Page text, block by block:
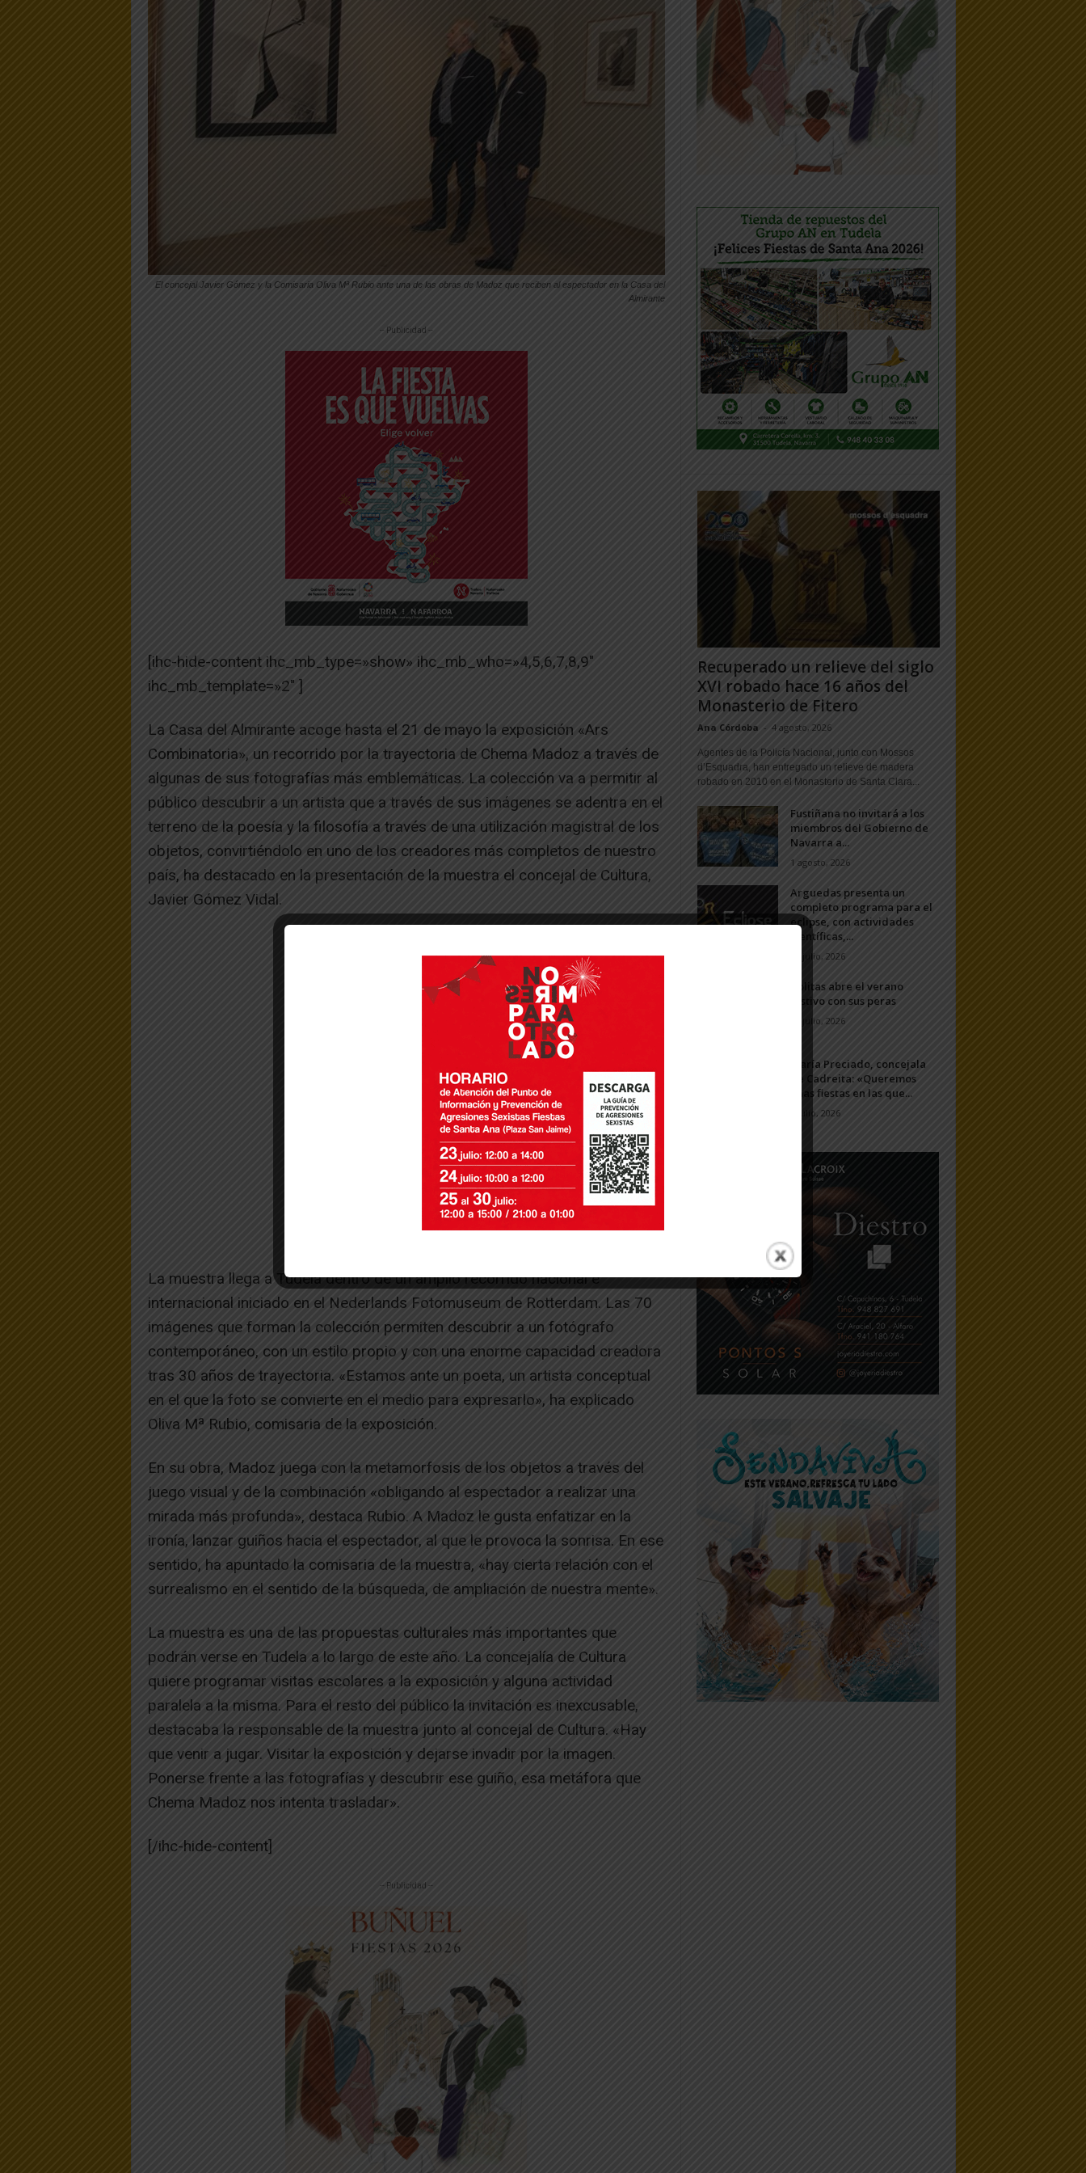
El concejal Javier Gómez y la Comisaria Oliva Mª Rubio ante una de las obras de Madoz que reciben al espectador en la Casa del
Almirante
-- Publicidad --
[ihc-hide-content ihc_mb_type=»show» ihc_mb_who=»4,5,6,7,8,9″
ihc_mb_template=»2″ ]
La Casa del Almirante acoge hasta el 21 de mayo la exposición «Ars
Combinatoria», un recorrido por la trayectoria de Chema Madoz a través de
algunas de sus fotografías más emblemáticas. La colección va a permitir al
público descubrir a un artista que a través de sus imágenes se adentra en el
terreno de la poesía y la filosofía a través de una utilización magistral de los
objetos, convirtiéndolo en uno de los creadores más completos de nuestro
país, ha destacado en la presentación de la muestra el concejal de Cultura,
Javier Gómez Vidal.
La muestra llega a Tudela dentro de un amplio recorrido nacional e
internacional iniciado en el Nederlands Fotomuseum de Rotterdam. Las 70
imágenes que forman la colección permiten descubrir a un fotógrafo
contemporáneo, con un estilo propio y con una enorme capacidad creadora
tras 30 años de trayectoria. «Estamos ante un poeta, un artista conceptual
en el que la foto se convierte en el medio para expresarlo», ha explicado
Oliva Mª Rubio, comisaria de la exposición.
En su obra, Madoz juega con la metamorfosis de los objetos a través del
juego visual y de la combinación «obligando al espectador a realizar una
mirada más profunda», destaca Rubio. A Madoz le gusta enfatizar en la
ironía, lanzar guiños hacia el espectador, al que le provoca la sonrisa. En ese
sentido, ha apuntado la comisaria de la muestra, «hay cierta relación con el
surrealismo en el sentido de la búsqueda, de ampliación de nuestra mente».
La muestra es una de las propuestas culturales más importantes que
podrán verse en Tudela a lo largo de este año. La concejalía de Cultura
quiere programar visitas escolares a la exposición y alguna actividad
paralela a la misma. Para el resto del público la invitación es inexcusable,
destacaba la responsable de la muestra junto al concejal de Cultura. «Hay
que venir a jugar. Visitar la exposición y dejarse invadir por la imagen.
Ponerse frente a las fotografías y descubrir ese guiño, esa metáfora que
Chema Madoz nos intenta trasladar».
[/ihc-hide-content]
-- Publicidad --
Recuperado un relieve del siglo
XVI robado hace 16 años del
Monasterio de Fitero
Ana Córdoba - 4 agosto, 2026
Agentes de la Policía Nacional, junto con Mossos
d’Esquadra, han entregado un relieve de madera
robado en 2010 en el Monasterio de Santa Clara...
Fustiñana no invitará a los
miembros del Gobierno de
Navarra a...
1 agosto, 2026
Arguedas presenta un
completo programa para el
eclipse, con actividades
científicas,...
20 julio, 2026
Ablitas abre el verano
festivo con sus peras
11 julio, 2026
María Preciado, concejala
de Cadreita: «Queremos
unas fiestas en las que...
7 julio, 2026